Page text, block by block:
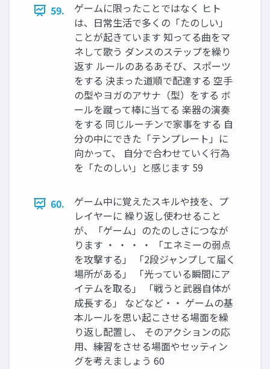
59.
ゲームに限ったことではなく ヒト
は、日常生活で多くの「たのしい」
ことが起きています 知ってる曲をマ
ネして歌う ダンスのステップを繰り
返す ルールのあるあそび、スポーツ
をする 決まった道順で配達する 空手
の型やヨガのアサナ（型）をする ボ
ールを蹴って棒に当てる 楽器の演奏
をする 同じルーチンで家事をする 自
分の中にできた「テンプレート」に
向かって、 自分で合わせていく行為
を「たのしい」と感じます 59
60.
ゲーム中に覚えたスキルや技を、プ
レイヤーに 繰り返し使わせること
が、「ゲーム」のたのしさにつなが
ります ・ ・ ・ ・ 「エネミーの弱点
を攻撃する」 「2段ジャンプして届く
場所がある」 「光っている瞬間にア
イテムを取る」 「戦うと武器自体が
成長する」 などなど・・ ゲームの基
本ルールを思い起こさせる場面を繰
り返し配置し、 そのアクションの応
用、練習をさせる場面やセッティン
グを考えましょう 60